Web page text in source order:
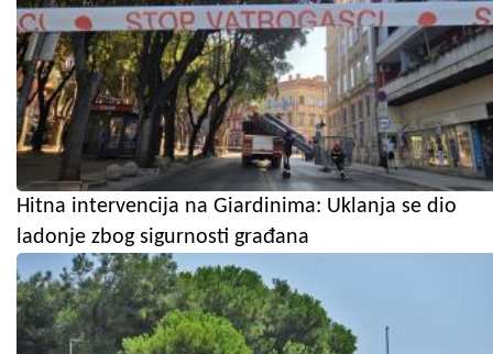
Hitna intervencija na Giardinima: Uklanja se dio
ladonje zbog sigurnosti građana